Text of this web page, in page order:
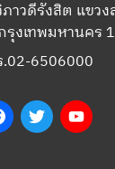
าวดีรังสิต แขวง
รุงเทพมหานคร
.02-6506000
FacebookTwitter